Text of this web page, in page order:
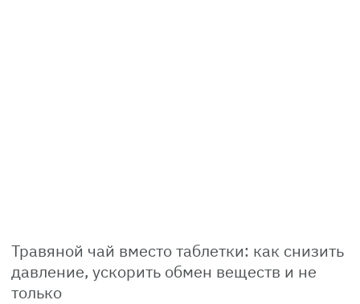
Травяной чай вместо таблетки: как снизить
давление, ускорить обмен веществ и не
только